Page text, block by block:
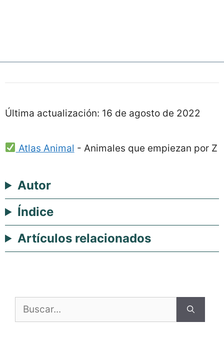
Última actualización: 16 de agosto de 2022
Atlas Animal - Animales que empiezan por Z
Autor
Índice
Artículos relacionados
Buscar: